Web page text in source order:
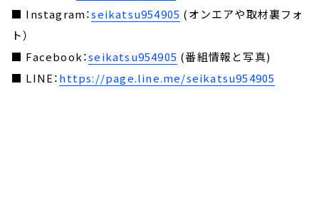
■ Instagram：seikatsu954905 (オンエアや取材裏フォ
ト）
■ Facebook：seikatsu954905 (番組情報と写真)
■ LINE：https://page.line.me/seikatsu954905